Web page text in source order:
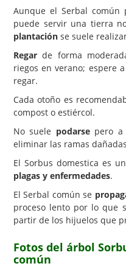
Aunque el Serbal común
puede servir una tierra
plantación se suele
Regar de forma
riegos en verano; espere
regar.
Cada otoño es
compost o estiércol.
No suele podarsepero a
eliminar las ramas
El Sorbus domestica es
plagas y enfermedades.
El Serbal común se
proceso lento por lo que
partir de los hijuelos que
Fotos del árbol
común